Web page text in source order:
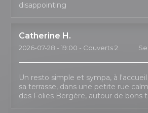
disappointing
Catherine H
2026-07-28 - 19:00 - Couverts 2
Un resto simple et sympa, à
sa terrasse, dans une petite rue
des Folies Bergère, autour de bons